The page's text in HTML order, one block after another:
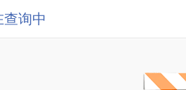
查询中